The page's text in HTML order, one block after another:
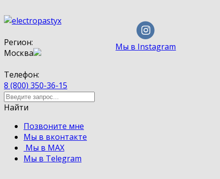
Регион:
Москва
Телефон:
8 (800) 350-36-15
Найти
Позвоните мне
Мы в вконтакте
Мы в MAX
Мы в Telegram
Мы в Instagram